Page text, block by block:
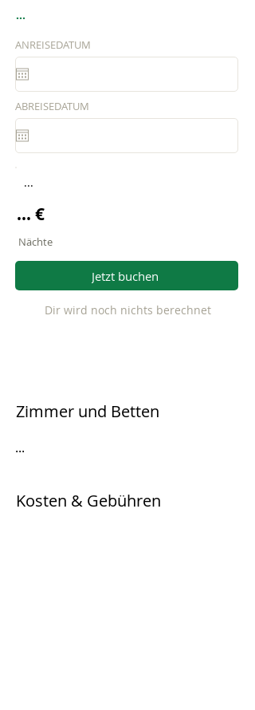
...
ANREISEDATUM
ABREISEDATUM
...
... €
Nächte
Jetzt buchen
Dir wird noch nichts berechnet
Zimmer und Betten
...
Kosten & Gebühren